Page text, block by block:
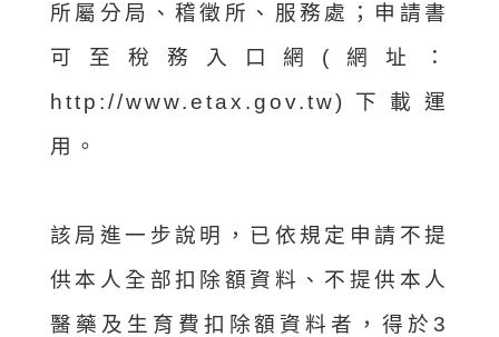
所屬分局、稽徵所、服務處；申請書
可至稅務入口網(網址：
http://www.etax.gov.tw)下載運
用。
該局進一步說明，已依規定申請不提
供本人全部扣除額資料、不提供本人
醫藥及生育費扣除額資料者，得於3